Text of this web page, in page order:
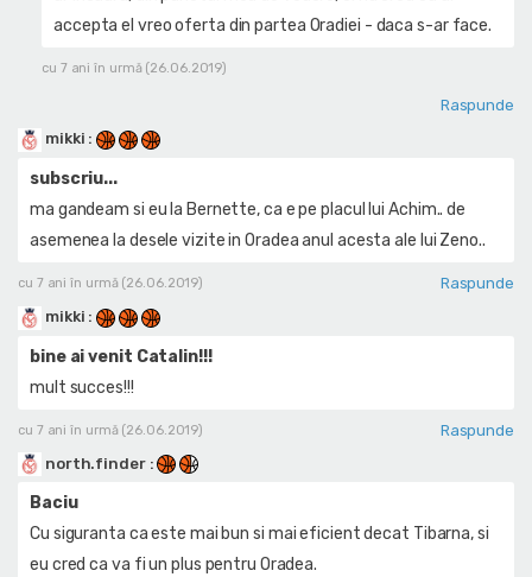
accepta el vreo oferta din partea Oradiei - daca s-ar face.
cu 7 ani în urmă (26.06.2019)
Raspunde
mikki :
subscriu...
ma gandeam si eu la Bernette, ca e pe placul lui Achim.. de
asemenea la desele vizite in Oradea anul acesta ale lui Zeno..
cu 7 ani în urmă (26.06.2019)
Raspunde
mikki :
bine ai venit Catalin!!!
mult succes!!!
cu 7 ani în urmă (26.06.2019)
Raspunde
north.finder :
Baciu
Cu siguranta ca este mai bun si mai eficient decat Tibarna, si
eu cred ca va fi un plus pentru Oradea.